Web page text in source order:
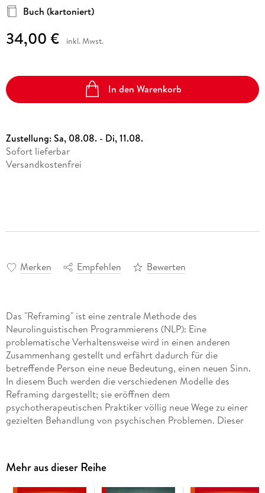
Buch (kartoniert)
34,00 € inkl. Mwst.
In den Warenkorb
Zustellung:Sa, 08.08. - Di, 11.08.
Sofort lieferbar
Versandkostenfrei
Merken Empfehlen Bewerten
Das "Reframing" ist eine zentrale Methode des
Neurolinguistischen Programmierens (NLP): Eine
problematische Verhaltensweise wird in einen anderen
Zusammenhang gestellt und erfährt dadurch für die
betreffende Person eine neue Bedeutung, einen neuen Sinn.
In diesem Buch werden die verschiedenen Modelle des
Reframing dargestellt; sie eröffnen dem
psychotherapeutischen Praktiker völlig neue Wege zu einer
gezielten Behandlung von psychischen Problemen. Dieser
Reframing-Modelle eine informative und unterhaltsame
Lektüre. Ein NLP-Klassiker in neuer Übersetzung.
Mehr aus dieser Reihe